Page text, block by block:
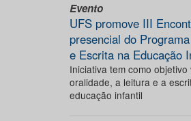
Evento
UFS promove III
presencial do
e Escrita na Educação
Iniciativa tem como
oralidade, a leitura e a
educação infantil